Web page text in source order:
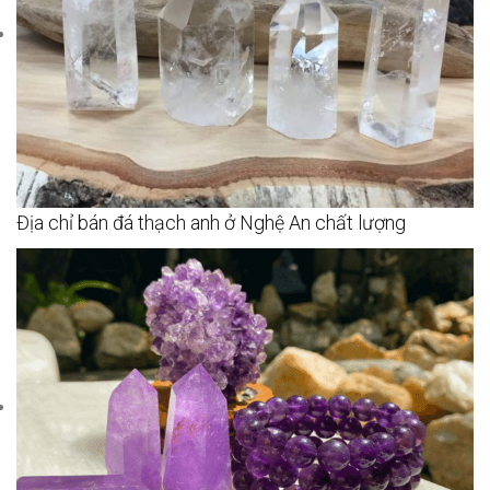
Địa chỉ bán đá thạch anh ở Nghệ An chất lượng